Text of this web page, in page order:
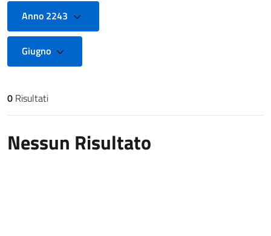
Anno 2243
Giugno
Risultati di ricerca
0 Risultati
Nessun Risultato